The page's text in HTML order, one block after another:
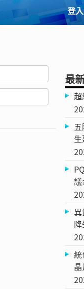
登入
最